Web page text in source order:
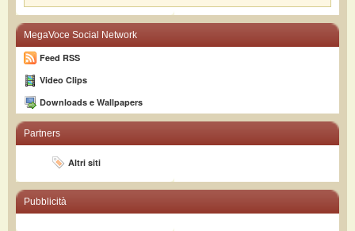
MegaVoce Social Network
Feed RSS
Video Clips
Downloads e Wallpapers
Partners
Altri siti
Pubblicità